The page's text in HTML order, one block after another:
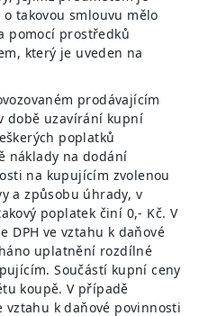
takovou smlouvu mělo
pomocí prostředků
který je uveden na
prodávajícím
době uzavírání kupní
poplatků
náklady na dodání
na kupujícím zvolenou
a způsobu úhrady, v
poplatek činí 0,- Kč. V
DPH ve vztahu k daňové
uplatnění rozdílné
Součástí kupní ceny
koupě. V případě
vztahu k daňové povinnosti